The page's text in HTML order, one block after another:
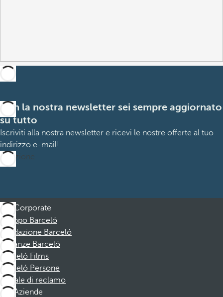
Con la nostra newsletter sei sempre aggiornato
su tutto
Iscriviti alla nostra newsletter e ricevi le nostre offerte al tuo
indirizzo e-mail!
Iscrizione
Corporate
Gruppo Barceló
Fondazione Barceló
Vacanze Barceló
Barceló Films
Barceló Persone
Canale di reclamo
Aziende